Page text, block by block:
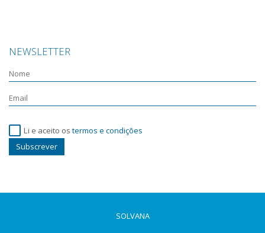
NEWSLETTER
Li e aceito os termos e condições
Subscrever
SOLVANA